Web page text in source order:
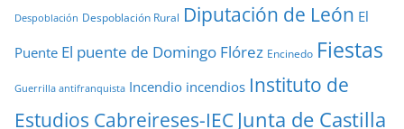
Despoblación Despoblación Rural Diputación de León El
Puente El puente de Domingo Flórez Encinedo Fiestas
Guerrilla antifranquista Incendio incendios Instituto de
Estudios Cabreireses-IEC Junta de Castilla